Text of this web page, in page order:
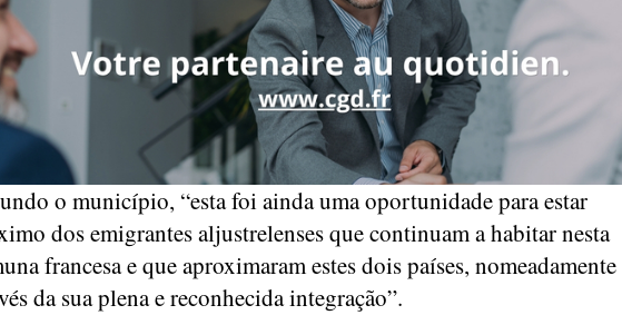
o município, “esta foi ainda uma oportunidade para estar
dos emigrantes aljustrelenses que continuam a habitar nesta
francesa e que aproximaram estes dois países, nomeadamente
da sua plena e reconhecida integração”.